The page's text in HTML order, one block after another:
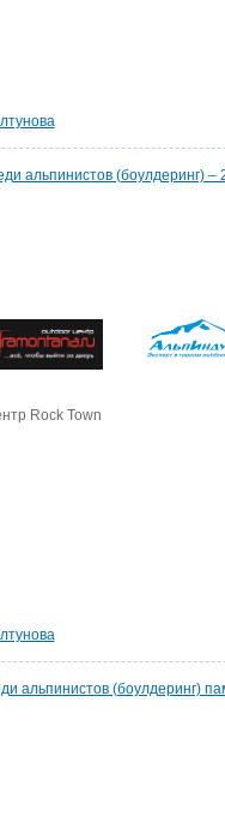
альпинистов (боулдеринг) –
Rock Town
альпинистов (боулдеринг)